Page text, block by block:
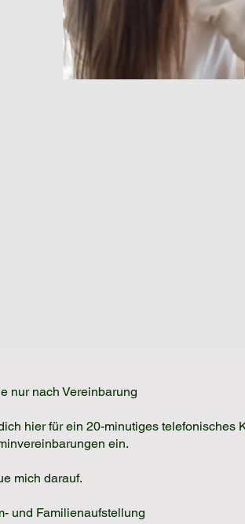
nur nach Vereinbarung
hier für ein 20-minutiges telefonisches
ein.
mich darauf.
und Familienaufstellung